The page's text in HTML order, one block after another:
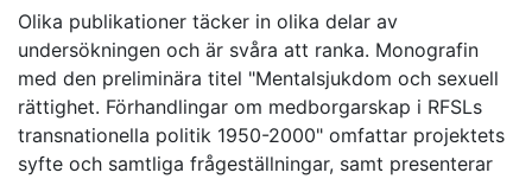
Olika publikationer täcker in olika delar av
undersökningen och är svåra att ranka. Monografin
med den preliminära titel "Mentalsjukdom och sexuell
rättighet. Förhandlingar om medborgarskap i RFSLs
transnationella politik 1950-2000" omfattar projektets
syfte och samtliga frågeställningar, samt presenterar